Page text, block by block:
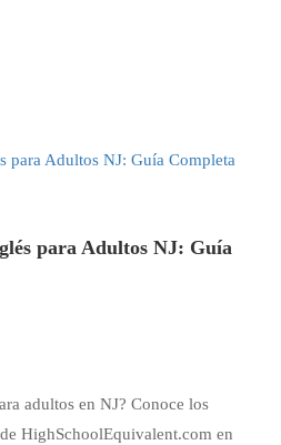
para Adultos NJ: Guía
adultos en NJ? Conoce los
HighSchoolEquivalent.com en